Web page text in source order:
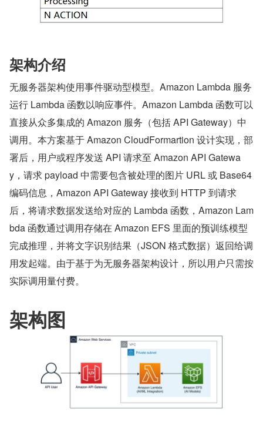
架构介绍
无服务器架构使用事件驱动型模型。Amazon Lambda 服务
运行 Lambda 函数以响应事件。Amazon Lambda 函数可以
直接从众多集成的 Amazon 服务（包括 API Gateway）中
调用。本方案基于 Amazon CloudFormartion 设计实现，部
署后，用户或程序发送 API 请求至 Amazon API Gatewa
y，请求 payload 中需要包含被处理的图片 URL 或 Base64
编码信息，Amazon API Gateway 接收到 HTTP 到请求
后，将请求数据发送给对应的 Lambda 函数，Amazon Lam
bda 函数通过调用存储在 Amazon EFS 里面的预训练模型
完成推理，并将文字识别结果（JSON 格式数据）返回给调
用发起端。由于基于为无服务器架构设计，所以用户只需按
实际调用量付费。
架构图